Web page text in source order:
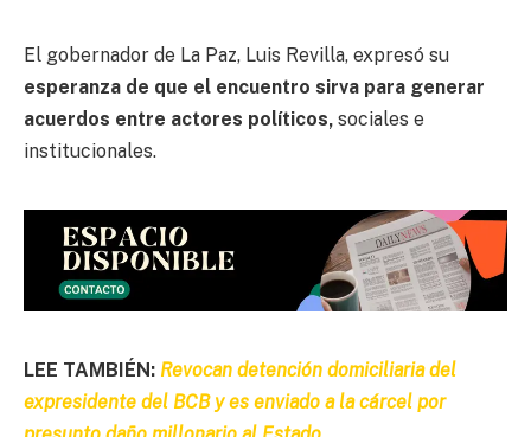
El gobernador de La Paz, Luis Revilla, expresó su
esperanza de que el encuentro sirva para generar
acuerdos entre actores políticos, sociales e
institucionales.
LEE TAMBIÉN: Revocan detención domiciliaria del
expresidente del BCB y es enviado a la cárcel por